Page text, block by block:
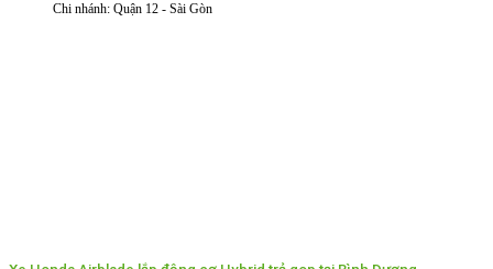
Chi nhánh: Quận 12 - Sài Gòn